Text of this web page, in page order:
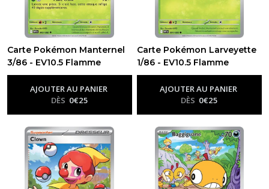
Carte Pokémon Manternel
3/86 - EV10.5 Flamme
Blanche-Ev10.5 - Flamme
BlancheAJOUTER AU PANIER
DÈS 0€25
Carte Pokémon Larveyette
1/86 - EV10.5 Flamme
Blanche-Ev10.5 - Flamme
BlancheAJOUTER AU PANIER
DÈS 0€25